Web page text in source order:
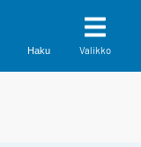
Haku Valikko